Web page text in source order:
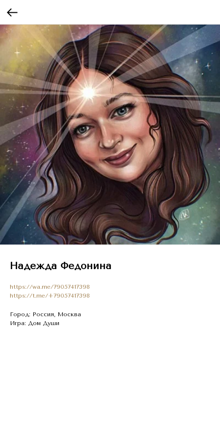
Надежда Федонина
https://wa.me/79057417398
https://t.me/+79057417398
Город: Россия, Москва
Игра: Дом Души